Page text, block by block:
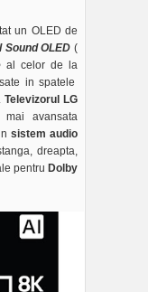
un OLED de
Sound OLED (
al celor de la
in spatele
Televizorul LG
avansata
sistem audio
dreapta,
pentru Dolby